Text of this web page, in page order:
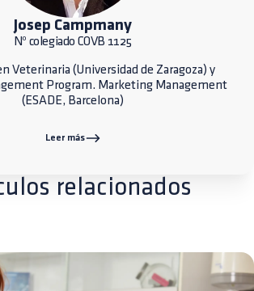
Josep Campmany
Nº colegiado COVB 1125
Veterinaria (Universidad de Zaragoza) y
Program. Marketing Management
(ESADE, Barcelona)
Leer más
relacionados